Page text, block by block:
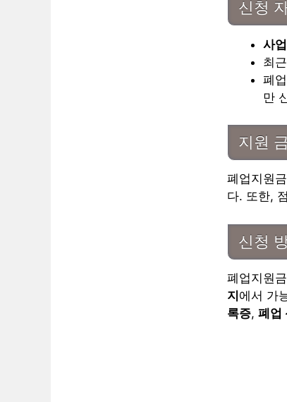
신청
사
최
폐
만
지원
폐업지원
다. 또한,
신청
폐업지원
지 에서 가
록증, 폐업